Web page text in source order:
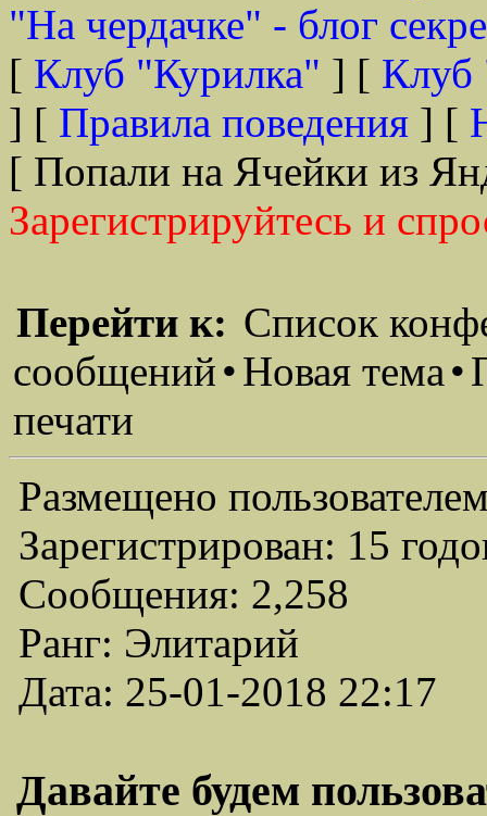
"На чердачке" - блог
[ Клуб "Курилка" ] [ Клуб
] [ Правила поведения ] [
[ Попали на Ячейки из
Зарегистрируйтесь и
Перейти к: Список
сообщений•Новая тема•
печати
Размещено
Зарегистрирован: 15
Сообщения: 2,258
Ранг: Элитарий
Дата: 25-01-2018 22:17
Давайте будем